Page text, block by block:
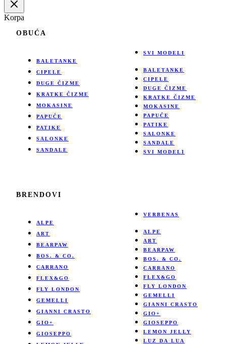
Korpa
OBUĆA
BALETANKE
CIPELE
DUGE ČIZME
KRATKE ČIZME
MOKASINE
PAPUČE
PATIKE
SALONKE
SANDALE
SVI MODELI
BALETANKE
CIPELE
DUGE ČIZME
KRATKE ČIZME
MOKASINE
PAPUČE
PATIKE
SALONKE
SANDALE
SVI MODELI
BRENDOVI
ALPE
ART
BEARPAW
BOS. & CO.
CARRANO
FLEX&GO
FLY LONDON
GEMELLI
GIANNI CRASTO
GIO+
GIOSEPPO
VERBENAS
ALPE
ART
BEARPAW
BOS. & CO.
CARRANO
FLEX&GO
FLY LONDON
GEMELLI
GIANNI CRASTO
GIO+
GIOSEPPO
LEMON JELLY
LUZ DA LUA